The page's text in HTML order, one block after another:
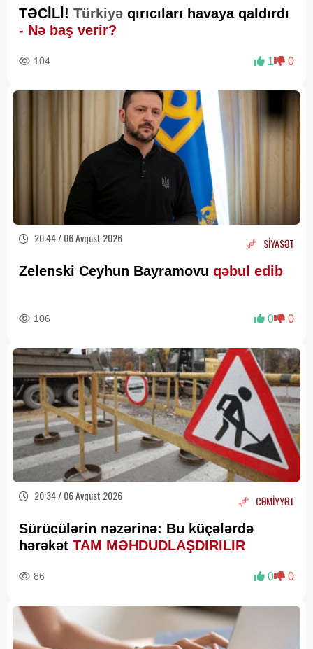
TƏCİLİ! Türkiyə qırıcıları havaya qaldırdı
- Nə baş verir?
104 1 0
20:44 / 06 Avqust 2026 SİYASƏT
Zelenski Ceyhun Bayramovu qəbul edib
106 0 0
20:34 / 06 Avqust 2026 CƏMİYYƏT
Sürücülərin nəzərinə: Bu küçələrdə
hərəkət TAM MƏHDUDLAŞDIRILIR
86 0 0